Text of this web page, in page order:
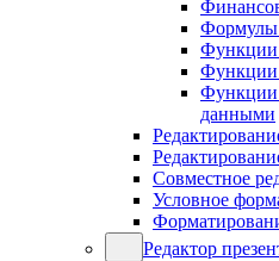
Формулы
Функции
Функции
Функции
данными
Совместное
Условное
Редактор